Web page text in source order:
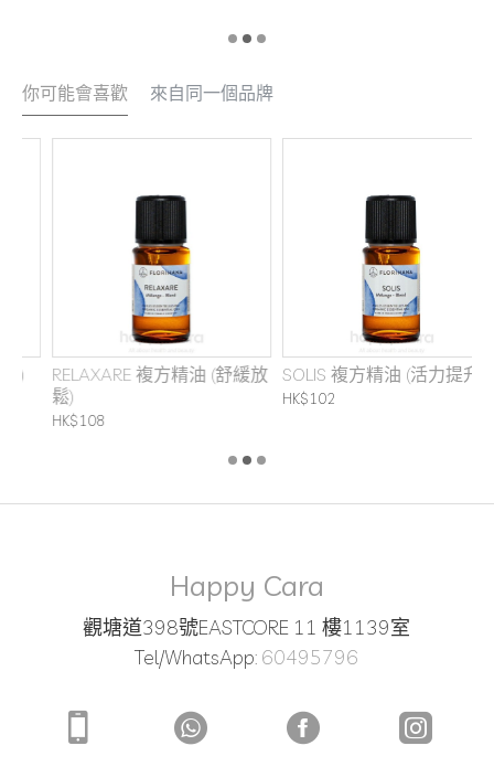
你可能會喜歡 來自同一個品牌
RELAXARE 複方精油 (舒緩放
HK$108
SOLIS 複方精油 (活力提升)
HK$102
Happy Cara
觀塘道398號EASTCORE 11 樓1139室
Tel/WhatsApp: 60495796